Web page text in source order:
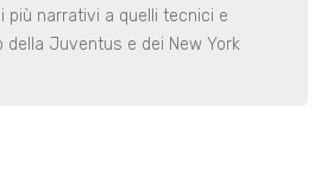
più narrativi a quelli tecnici e
della Juventus e dei New York